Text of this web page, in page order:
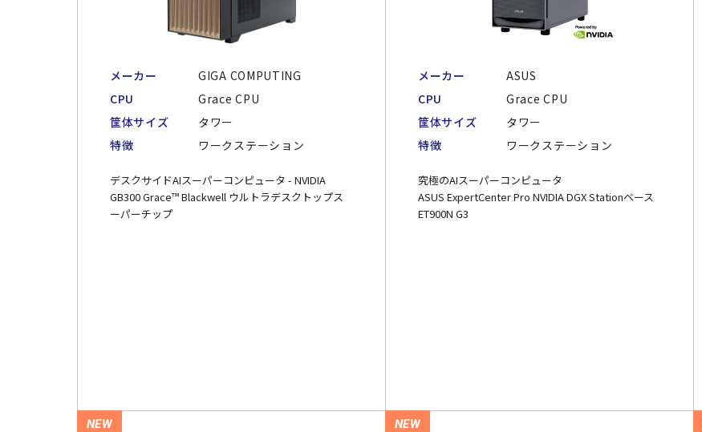
メーカー
GIGA COMPUTING
CPU
Grace CPU
筐体サイズ
タワー
特徴
ワークステーション
デスクサイドAIスーパーコンピュータ - NVIDIA
GB300 Grace™ Blackwell ウルトラデスクトップス
ーパーチップ
メーカー
ASUS
CPU
Grace CPU
筐体サイズ
タワー
特徴
ワークステーション
究極のAIスーパーコンピュータ
ASUS ExpertCenter Pro NVIDIA DGX Stationベース
ET900N G3
NEW NEW